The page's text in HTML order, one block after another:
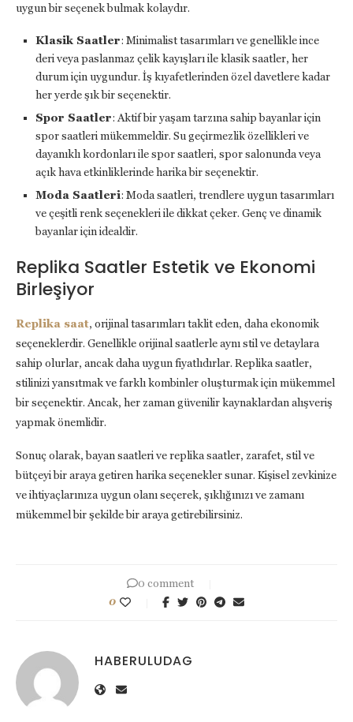
uygun bir seçenek bulmak kolaydır.
Klasik Saatler: Minimalist tasarımları ve genellikle ince
deri veya paslanmaz çelik kayışları ile klasik saatler, her
durum için uygundur. İş kıyafetlerinden özel davetlere kadar
her yerde şık bir seçenektir.
Spor Saatler: Aktif bir yaşam tarzına sahip bayanlar için
spor saatleri mükemmeldir. Su geçirmezlik özellikleri ve
dayanıklı kordonları ile spor saatleri, spor salonunda veya
açık hava etkinliklerinde harika bir seçenektir.
Moda Saatleri: Moda saatleri, trendlere uygun tasarımları
ve çeşitli renk seçenekleri ile dikkat çeker. Genç ve dinamik
bayanlar için idealdir.
Replika Saatler Estetik ve Ekonomi
Birleşiyor
Replika saat, orijinal tasarımları taklit eden, daha ekonomik
seçeneklerdir. Genellikle orijinal saatlerle aynı stil ve detaylara
sahip olurlar, ancak daha uygun fiyatlıdırlar. Replika saatler,
stilinizi yansıtmak ve farklı kombinler oluşturmak için mükemmel
bir seçenektir. Ancak, her zaman güvenilir kaynaklardan alışveriş
yapmak önemlidir.
Sonuç olarak, bayan saatleri ve replika saatler, zarafet, stil ve
bütçeyi bir araya getiren harika seçenekler sunar. Kişisel zevkinize
ve ihtiyaçlarınıza uygun olanı seçerek, şıklığınızı ve zamanı
mükemmel bir şekilde bir araya getirebilirsiniz.
0 comment
0
HABERULUDAG